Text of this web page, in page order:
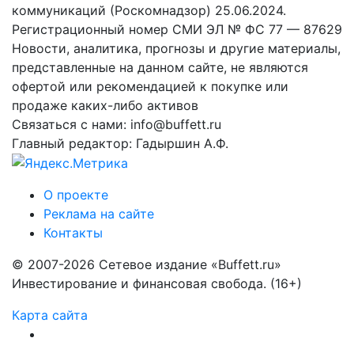
коммуникаций (Роскомнадзор) 25.06.2024.
Регистрационный номер СМИ ЭЛ № ФС 77 — 87629
Новости, аналитика, прогнозы и другие материалы,
представленные на данном сайте, не являются
офертой или рекомендацией к покупке или
продаже каких-либо активов
Связаться с нами: info@buffett.ru
Главный редактор: Гадыршин А.Ф.
О проекте
Реклама на сайте
Контакты
© 2007-2026 Сетевое издание «Buffett.ru»
Инвестирование и финансовая свобода. (16+)
Карта сайта